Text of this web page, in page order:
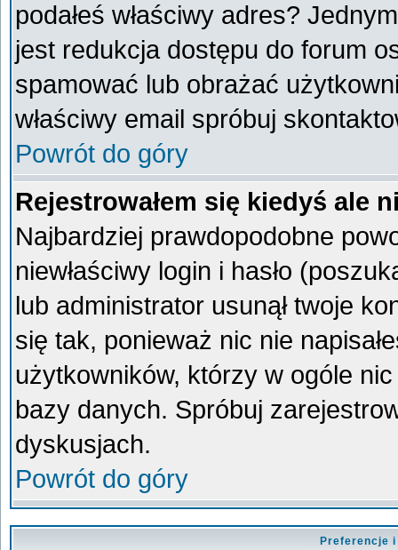
podałeś właściwy adres?
jest redukcja dostępu do forum
spamować lub obrażać
właściwy email spróbuj
Powrót do góry
Rejestrowałem się kiedyś ale
Najbardziej prawdopodobne
niewłaściwy login i hasło
lub administrator usunął twoje
się tak, ponieważ nic nie
użytkowników, którzy w ogóle
bazy danych. Spróbuj
dyskusjach.
Powrót do góry
Preferencje